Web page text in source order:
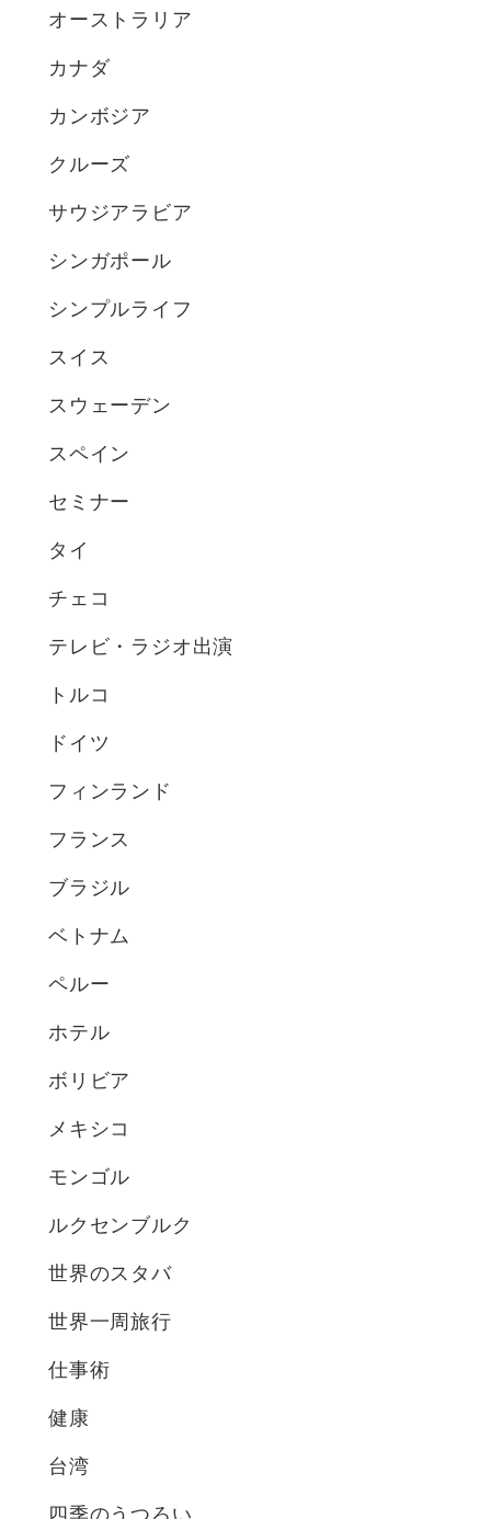
オーストラリア
カナダ
カンボジア
クルーズ
サウジアラビア
シンガポール
シンプルライフ
スイス
スウェーデン
スペイン
セミナー
タイ
チェコ
テレビ・ラジオ出演
トルコ
ドイツ
フィンランド
フランス
ブラジル
ベトナム
ペルー
ホテル
ボリビア
メキシコ
モンゴル
ルクセンブルク
世界のスタバ
世界一周旅行
仕事術
健康
台湾
四季のうつろい